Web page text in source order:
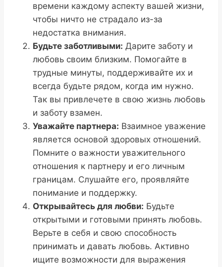
времени каждому аспекту вашей жизни,
чтобы ничто не страдало из-за
недостатка внимания.
Будьте заботливыми: Дарите заботу и
любовь своим близким. Помогайте в
трудные минуты, поддерживайте их и
всегда будьте рядом, когда им нужно.
Так вы привлечете в свою жизнь любовь
и заботу взамен.
Уважайте партнера: Взаимное уважение
является основой здоровых отношений.
Помните о важности уважительного
отношения к партнеру и его личным
границам. Слушайте его, проявляйте
понимание и поддержку.
Открывайтесь для любви: Будьте
открытыми и готовыми принять любовь.
Верьте в себя и свою способность
принимать и давать любовь. Активно
ищите возможности для выражения